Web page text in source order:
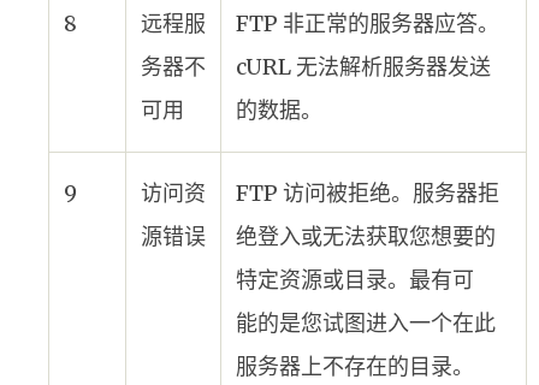
8
远程服
务器不
可用
FTP 非正常的服务器应答。
cURL 无法解析服务器发送
的数据。
9
访问资
源错误
FTP 访问被拒绝。服务器拒
绝登入或无法获取您想要的
特定资源或目录。最有可
能的是您试图进入一个在此
服务器上不存在的目录。